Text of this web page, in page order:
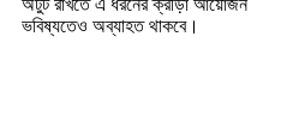
অটুট রাখতে এ ধরনের ক্রীড়া আয়োজন
ভবিষ্যতেও অব্যাহত থাকবে।